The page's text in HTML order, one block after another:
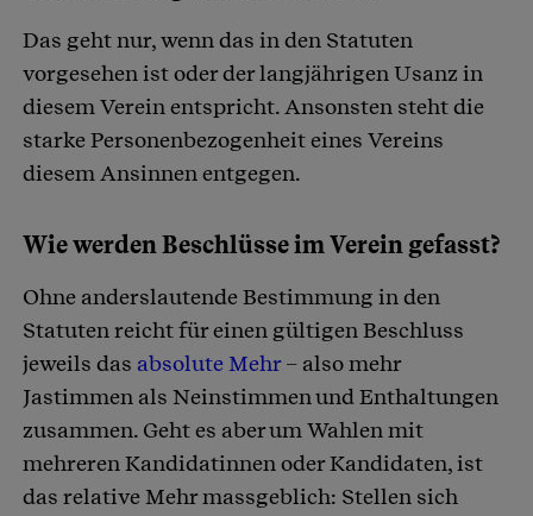
Das geht nur, wenn das in den Statuten
vorgesehen ist oder der langjährigen Usanz in
diesem Verein entspricht. Ansonsten steht die
starke Personenbezogenheit eines Vereins
diesem Ansinnen entgegen.
Wie werden Beschlüsse im Verein gefasst?
Ohne anderslautende Bestimmung in den
Statuten reicht für einen gültigen Beschluss
jeweils das absolute Mehr– also mehr
Jastimmen als Neinstimmen und Enthaltungen
zusammen. Geht es aber um Wahlen mit
mehreren Kandidatinnen oder Kandidaten, ist
das relative Mehr massgeblich: Stellen sich